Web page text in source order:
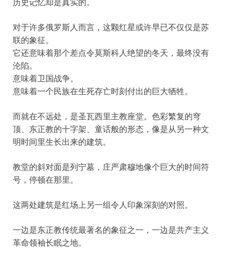
历史记忆却是真实的。
对于许多俄罗斯人而言，这颗红星或许早已不仅仅是苏
联的象征。
它还意味着那个差点令莫斯科人绝望的冬天，最终没有
沦陷。
意味着卫国战争。
意味着一个民族在生死存亡时刻付出的巨大牺牲。
而就在不远处，是圣瓦西里主教座堂。色彩繁复的穹
顶、东正教的十字架、童话般的形态，像是从另一种文
明时间里生长出来的建筑。
教堂的斜对面是列宁墓，庄严肃穆地像个巨大的时间符
号，停顿在那里。
这两处建筑是红场上另一组令人印象深刻的对照。
一边是东正教传统最著名的象征之一，一边是共产主义
革命领袖长眠之地。